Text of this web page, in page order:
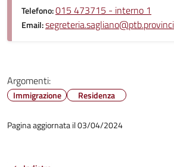
Telefono:015 473715 - interno 1
Email:
Argomenti:
Immigrazione Residenza
Pagina aggiornata il 03/04/2024